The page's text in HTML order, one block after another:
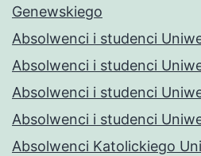
Genewskiego
Absolwenci i studenci
Absolwenci i studenci
Absolwenci i studenci
Absolwenci i studenci
Absolwenci Katolickiego